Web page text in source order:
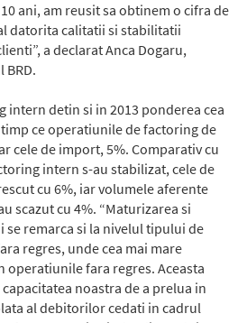
ani, am reusit sa obtinem o cifra de
datorita calitatii si stabilitatii
a declarat Anca Dogaru,
detin si in 2013 ponderea cea
ce operatiunile de factoring de
cele de import, 5%. Comparativ cu
intern s-au stabilizat, cele de
cu 6%, iar volumele aferente
scazut cu 4%. “Maturizarea si
remarca si la nivelul tipului de
regres, unde cea mai mare
operatiunile fara regres. Aceasta
noastra de a prelua in
al debitorilor cedati in cadrul